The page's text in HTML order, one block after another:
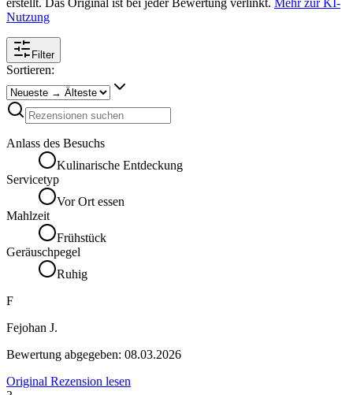
Nutzung
Filter
Sortieren:
Anlass des Besuchs
Kulinarische Entdeckung
Servicetyp
Vor Ort essen
Mahlzeit
Frühstück
Geräuschpegel
Ruhig
F
Fejohan J.
Bewertung abgegeben: 08.03.2026
Original Rezension lesen